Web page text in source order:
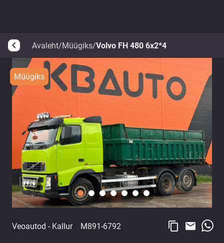
arrow_back_ios Avaleht/Müügiks/Volvo FH 480 6x2*4
Müügiks
Veoautod - Kallur M891-6792 content_copy email